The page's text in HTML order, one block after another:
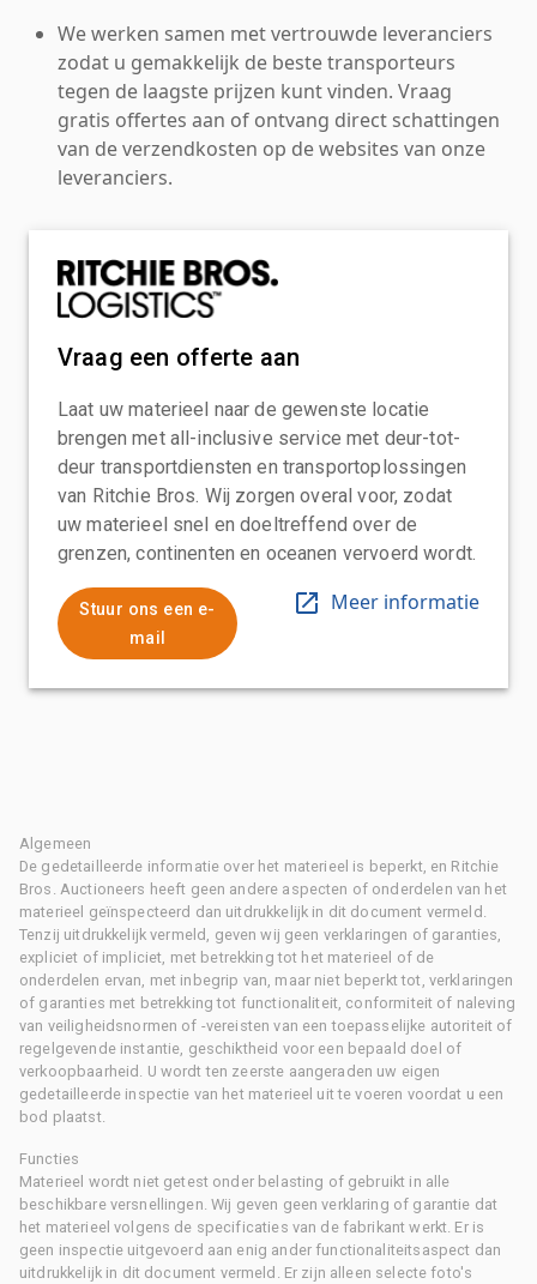
We werken samen met vertrouwde leveranciers
zodat u gemakkelijk de beste transporteurs
tegen de laagste prijzen kunt vinden. Vraag
gratis offertes aan of ontvang direct schattingen
van de verzendkosten op de websites van onze
leveranciers.
Vraag een offerte aan
Laat uw materieel naar de gewenste locatie
brengen met all-inclusive service met deur-tot-
deur transportdiensten en transportoplossingen
van Ritchie Bros. Wij zorgen overal voor, zodat
uw materieel snel en doeltreffend over de
grenzen, continenten en oceanen vervoerd wordt.
Stuur ons een e-
mail
Meer informatie
Algemeen
De gedetailleerde informatie over het materieel is beperkt, en Ritchie
Bros. Auctioneers heeft geen andere aspecten of onderdelen van het
materieel geïnspecteerd dan uitdrukkelijk in dit document vermeld.
Tenzij uitdrukkelijk vermeld, geven wij geen verklaringen of garanties,
expliciet of impliciet, met betrekking tot het materieel of de
onderdelen ervan, met inbegrip van, maar niet beperkt tot, verklaringen
of garanties met betrekking tot functionaliteit, conformiteit of naleving
van veiligheidsnormen of -vereisten van een toepasselijke autoriteit of
regelgevende instantie, geschiktheid voor een bepaald doel of
verkoopbaarheid. U wordt ten zeerste aangeraden uw eigen
gedetailleerde inspectie van het materieel uit te voeren voordat u een
bod plaatst.
Functies
Materieel wordt niet getest onder belasting of gebruikt in alle
beschikbare versnellingen. Wij geven geen verklaring of garantie dat
het materieel volgens de specificaties van de fabrikant werkt. Er is
geen inspectie uitgevoerd aan enig ander functionaliteitsaspect dan
uitdrukkelijk in dit document vermeld. Er zijn alleen selecte foto's